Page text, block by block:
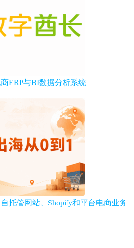
ERP与BI数据分析系统
托管网站、Shopify和平台电商业务